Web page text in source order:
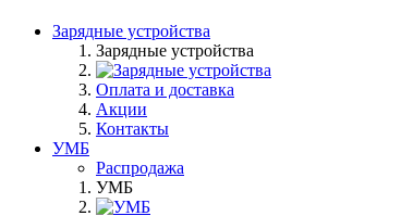
Зарядные устройства
Зарядные устройства
Оплата и доставка
Акции
Контакты
УМБ
Распродажа
УМБ